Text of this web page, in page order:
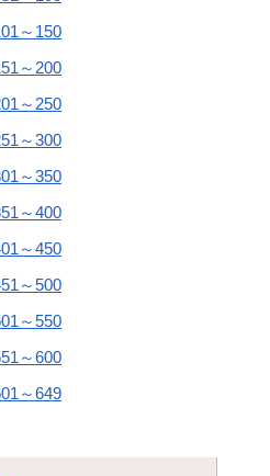
～150
～200
～250
～300
～350
～400
～450
～500
～550
～600
～649